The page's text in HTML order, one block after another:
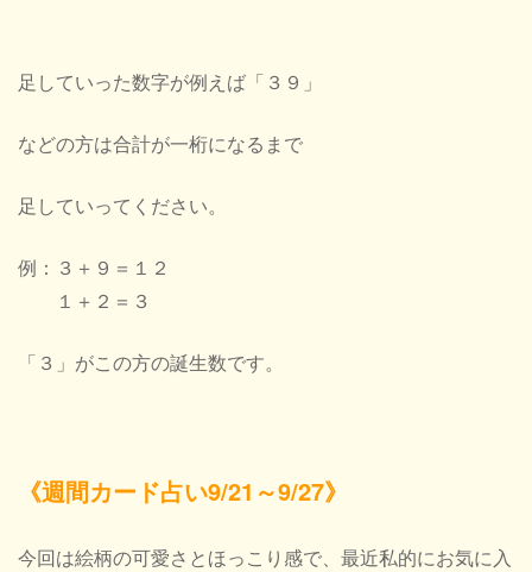
足していった数字が例えば「３９」
などの方は合計が一桁になるまで
足していってください。
例：３＋９＝１２
１＋２＝３
「３」がこの方の誕生数です。
《週間カード占い9/21～9/27》
今回は絵柄の可愛さとほっこり感で、最近私的にお気に入